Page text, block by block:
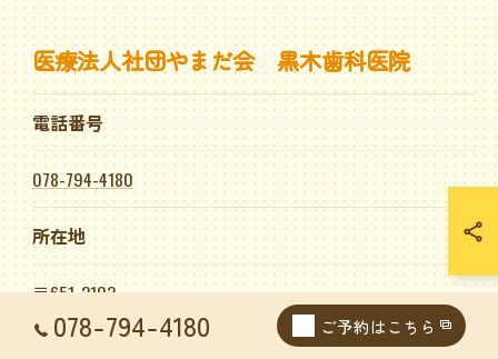
医療法人社団やまだ会 黒木歯科医院
電話番号
078-794-4180
所在地
〒651-2103
兵庫県神戸市西区学園西町５丁目２−２
078-794-4180 ご予約はこちら